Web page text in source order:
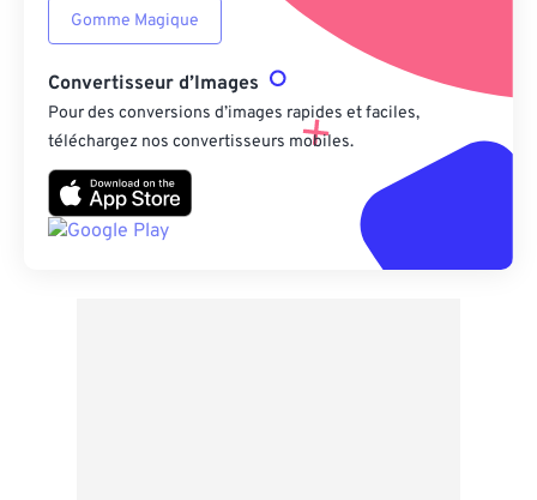
Gomme Magique
Convertisseur d’Images
Pour des conversions d’images rapides et faciles,
téléchargez nos convertisseurs mobiles.